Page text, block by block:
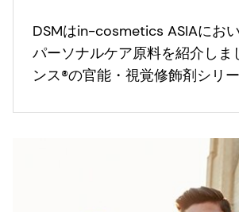
賞
DSMはin-cosmetics ASIAにお
パーソナルケア原料を紹介しま
ンス®の官能・視覚修飾剤シリ